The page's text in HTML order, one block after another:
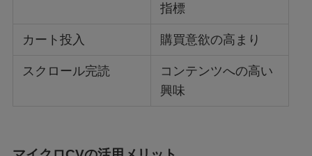
指標
カート投入 購買意欲の高まり
スクロール完読
コンテンツへの高い
興味